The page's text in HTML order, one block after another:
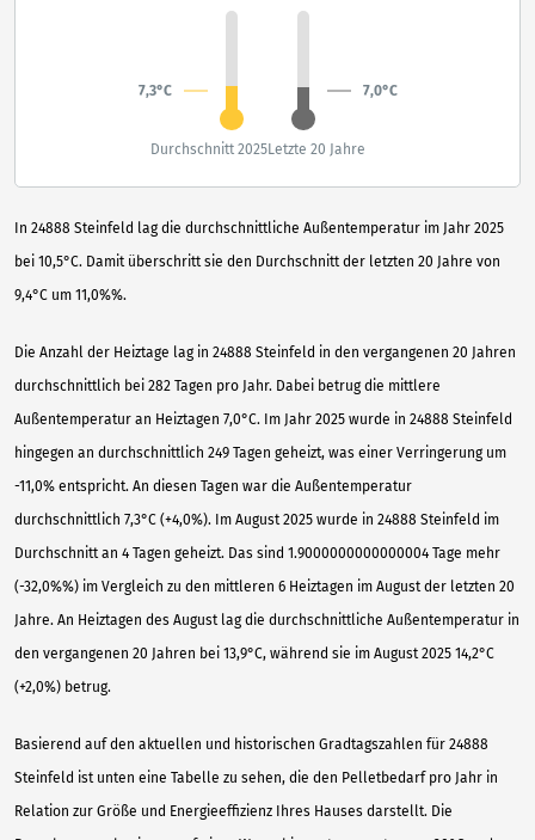
In 24888 Steinfeld lag die durchschnittliche Außentemperatur im Jahr 2025
bei 10,5°C. Damit überschritt sie den Durchschnitt der letzten 20 Jahre von
9,4°C um 11,0%%.
Die Anzahl der Heiztage lag in 24888 Steinfeld in den vergangenen 20 Jahren
durchschnittlich bei 282 Tagen pro Jahr. Dabei betrug die mittlere
Außentemperatur an Heiztagen 7,0°C. Im Jahr 2025 wurde in 24888 Steinfeld
hingegen an durchschnittlich 249 Tagen geheizt, was einer Verringerung um
-11,0% entspricht. An diesen Tagen war die Außentemperatur
durchschnittlich 7,3°C (+4,0%). Im August 2025 wurde in 24888 Steinfeld im
Durchschnitt an 4 Tagen geheizt. Das sind 1.9000000000000004 Tage mehr
(-32,0%%) im Vergleich zu den mittleren 6 Heiztagen im August der letzten 20
Jahre. An Heiztagen des August lag die durchschnittliche Außentemperatur in
den vergangenen 20 Jahren bei 13,9°C, während sie im August 2025 14,2°C
(+2,0%) betrug.
Basierend auf den aktuellen und historischen Gradtagszahlen für 24888
Steinfeld ist unten eine Tabelle zu sehen, die den Pelletbedarf pro Jahr in
Relation zur Größe und Energieeffizienz Ihres Hauses darstellt. Die
7,3°C 7,0°C
Durchschnitt 2025Letzte 20 Jahre